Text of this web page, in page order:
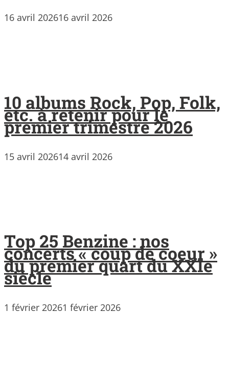
16 avril 202616 avril 2026
10 albums Rock, Pop, Folk,
etc. à retenir pour le
premier trimestre 2026
15 avril 202614 avril 2026
Top 25 Benzine : nos
concerts « coup de coeur »
du premier quart du XXIe
siècle
1 février 20261 février 2026